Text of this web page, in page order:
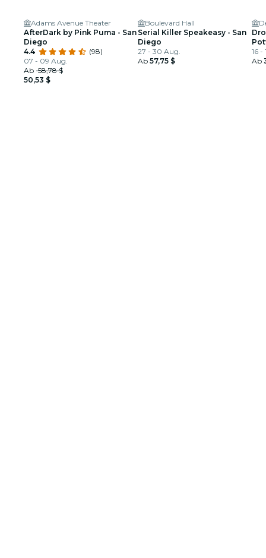
Adams Avenue Theater
AfterDark by Pink Puma - San
Diego
4.4
(98)
07 - 09 Aug.
Ab 58,78 $
50,53 $
Boulevard Hall
Serial Killer Speakeasy - San
Diego
27 - 30 Aug.
Ab 57,75 $
16 -
Ab